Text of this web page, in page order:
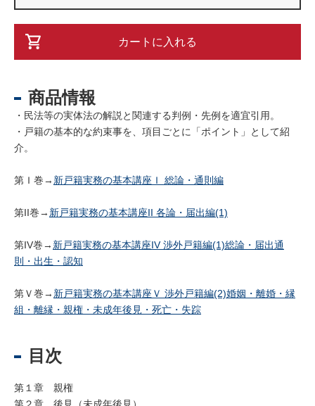
カートに入れる
商品情報
・民法等の実体法の解説と関連する判例・先例を適宜引用。
・戸籍の基本的な約束事を、項目ごとに「ポイント」として紹
介。
第Ｉ巻→ 新戸籍実務の基本講座Ｉ 総論・通則編
第II巻→ 新戸籍実務の基本講座II 各論・届出編(1)
第IV巻→ 新戸籍実務の基本講座IV 渉外戸籍編(1)総論・届出通
則・出生・認知
第Ｖ巻→ 新戸籍実務の基本講座Ｖ 渉外戸籍編(2)婚姻・離婚・縁
組・離縁・親権・未成年後見・死亡・失踪
目次
第１章 親権